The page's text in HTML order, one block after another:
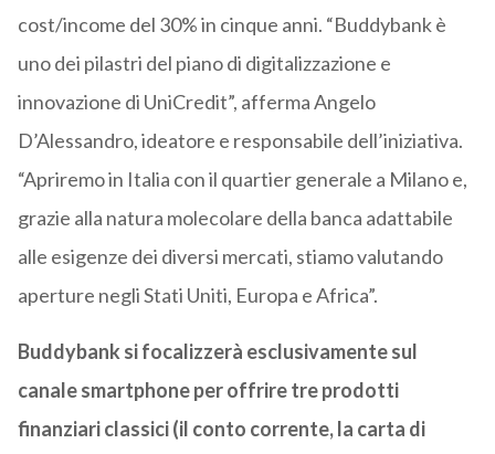
cost/income del 30% in cinque anni. “Buddybank è
uno dei pilastri del piano di digitalizzazione e
innovazione di UniCredit”, afferma Angelo
D’Alessandro, ideatore e responsabile dell’iniziativa.
“Apriremo in Italia con il quartier generale a Milano e,
grazie alla natura molecolare della banca adattabile
alle esigenze dei diversi mercati, stiamo valutando
aperture negli Stati Uniti, Europa e Africa”.
Buddybank si focalizzerà esclusivamente sul
canale smartphone per offrire tre prodotti
finanziari classici (il conto corrente, la carta di